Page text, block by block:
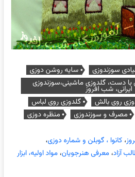
سوزندوزی
سایه روشن دوزی
با دست، گلدوزی ماشینی،سوزندوزی
ایرانی، شب افروز
روی بالش
گلدوزی روی لباس
مصرف و سوزندوزی منظره دوزی
،کانوا ، گوبلن و شماره دوزی،
آزاد،معرفی هنرجویان،مواد اولیه، ابزار